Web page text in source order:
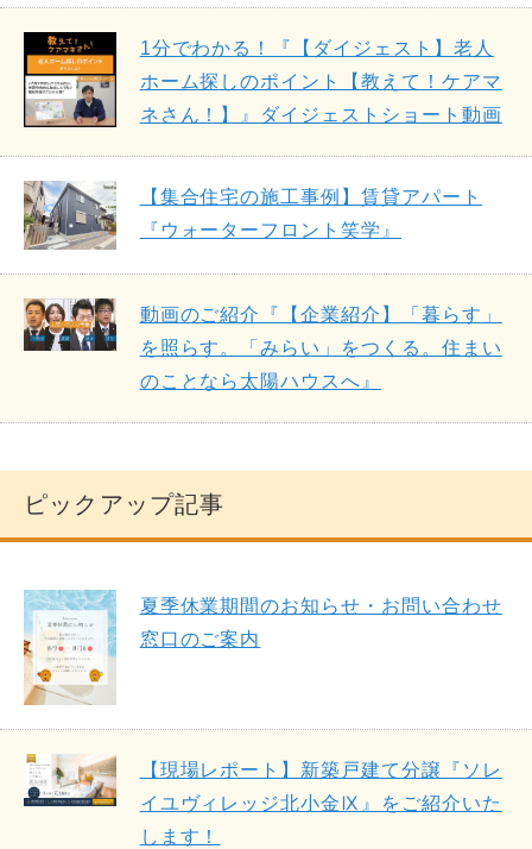
1分でわかる！『【ダイジェスト】老人
ホーム探しのポイント【教えて！ケアマ
ネさん！】』ダイジェストショート動画
【集合住宅の施工事例】賃貸アパート
『ウォーターフロント笑学』
動画のご紹介『【企業紹介】「暮らす」
を照らす。「みらい」をつくる。住まい
のことなら太陽ハウスへ』
ピックアップ記事
夏季休業期間のお知らせ・お問い合わせ
窓口のご案内
【現場レポート】新築戸建て分譲『ソレ
イユヴィレッジ北小金Ⅸ』をご紹介いた
します！